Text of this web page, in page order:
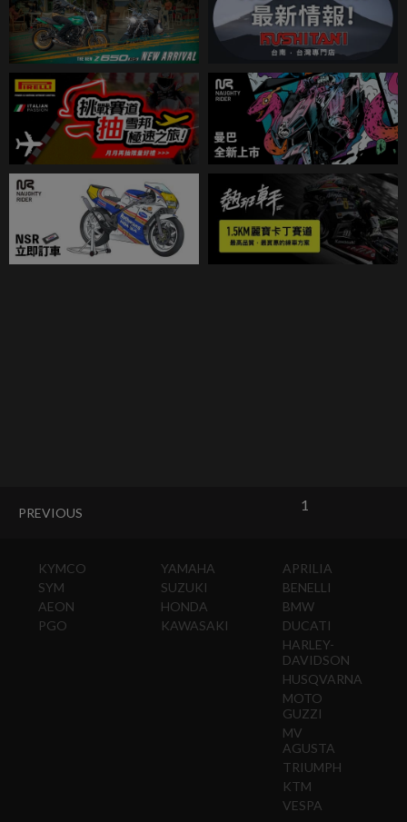
PREVIOUS 1
KYMCO
SYM
AEON
PGO
YAMAHA
SUZUKI
HONDA
KAWASAKI
APRILIA
BENELLI
BMW
DUCATI
HARLEY-
DAVIDSON
HUSQVARNA
MOTO
GUZZI
MV
AGUSTA
TRIUMPH
KTM
VESPA